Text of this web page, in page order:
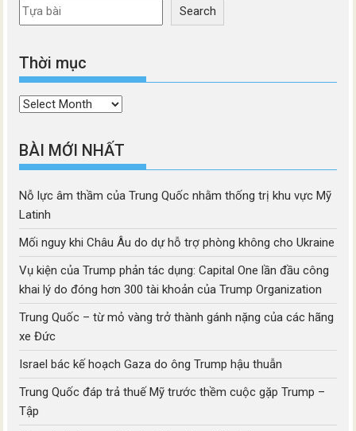
Search
Thời mục
Thời
BÀI MỚI NHẤT
Nỗ lực âm thầm của Trung Quốc nhằm thống trị khu vực Mỹ
Latinh
Mối nguy khi Châu Âu do dự hỗ trợ phòng không cho Ukraine
Vụ kiện của Trump phản tác dụng: Capital One lần đầu công
khai lý do đóng hơn 300 tài khoản của Trump Organization
Trung Quốc – từ mỏ vàng trở thành gánh nặng của các hãng
xe Đức
Israel bác kế hoạch Gaza do ông Trump hậu thuẫn
Trung Quốc đáp trả thuế Mỹ trước thềm cuộc gặp Trump –
Tập